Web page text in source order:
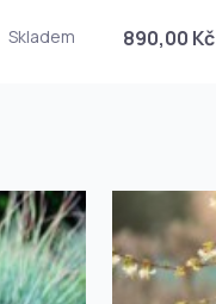
Skladem 890,00 Kč